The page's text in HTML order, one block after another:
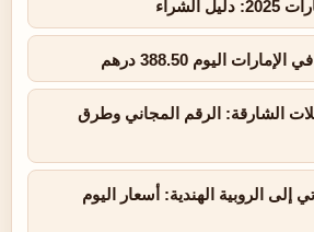
الشارقة: الرقم المجاني وطرق
إلى الروبية الهندية: أسعار اليوم